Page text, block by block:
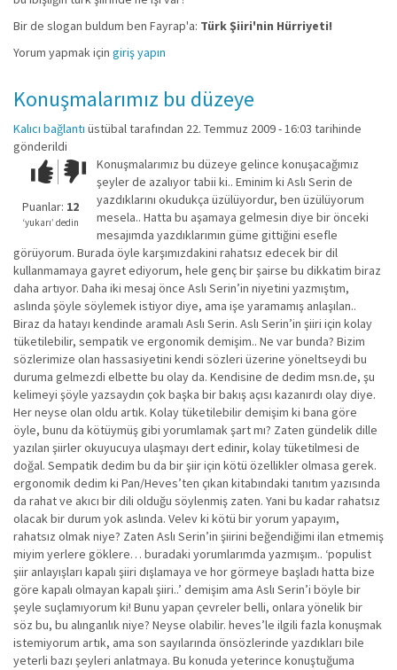
Bir de slogan buldum ben Fayrap'a: Türk Şiiri'nin Hürriyeti!
Yorum yapmak için giriş yapın
Konuşmalarımız bu düzeye
Kalıcı bağlantı üstübaltarafından 22. Temmuz 2009 - 16:03 tarihinde
gönderildi
Çok iyi!O
kadar
iyi
değil!
Puanlar: 12
‘yukarı’ dedin
Konuşmalarımız bu düzeye gelince konuşacağımız
şeyler de azalıyor tabii ki.. Eminim ki Aslı Serin de
yazdıklarını okudukça üzülüyordur, ben üzülüyorum
mesela.. Hatta bu aşamaya gelmesin diye bir önceki
mesajımda yazdıklarımın güme gittiğini esefle
görüyorum. Burada öyle karşımızdakini rahatsız edecek bir dil
kullanmamaya gayret ediyorum, hele genç bir şairse bu dikkatim biraz
daha artıyor. Daha iki mesaj önce Aslı Serin’in niyetini yazmıştım,
aslında şöyle söylemek istiyor diye, ama işe yaramamış anlaşılan..
Biraz da hatayı kendinde aramalı Aslı Serin. Aslı Serin’in şiiri için kolay
tüketilebilir, sempatik ve ergonomik demişim.. Ne var bunda? Bizim
sözlerimize olan hassasiyetini kendi sözleri üzerine yöneltseydi bu
duruma gelmezdi elbette bu olay da. Kendisine de dedim msn.de, şu
kelimeyi şöyle yazsaydın çok başka bir bakış açısı kazanırdı olay diye.
Her neyse olan oldu artık. Kolay tüketilebilir demişim ki bana göre
öyle, bunu da kötüymüş gibi yorumlamak şart mı? Zaten gündelik dille
yazılan şiirler okuyucuya ulaşmayı dert edinir, kolay tüketilmesi de
doğal. Sempatik dedim bu da bir şiir için kötü özellikler olmasa gerek.
ergonomik dedim ki Pan/Heves’ten çıkan kitabındaki tanıtım yazısında
da rahat ve akıcı bir dili olduğu söylenmiş zaten. Yani bu kadar rahatsız
olacak bir durum yok aslında. Velev ki kötü bir yorum yapayım,
rahatsız olmak niye? Zaten Aslı Serin’in şiirini beğendiğimi ilan etmemiş
miyim yerlere göklere… buradaki yorumlarımda yazmışım.. ‘populist
şiir anlayışları kapalı şiiri dışlamaya ve hor görmeye başladı hatta bize
göre kapalı olmayan kapalı şiiri..’ demişim ama Aslı Serin’i böyle bir
şeyle suçlamıyorum ki! Bunu yapan çevreler belli, onlara yönelik bir
söz bu, bu alınganlık niye? Neyse olabilir. heves’le ilgili fazla konuşmak
istemiyorum artık, ama son sayılarında önsözlerinde yazdıkları bile
yeterli bazı şeyleri anlatmaya. Bu konuda yeterince konuştuğuma